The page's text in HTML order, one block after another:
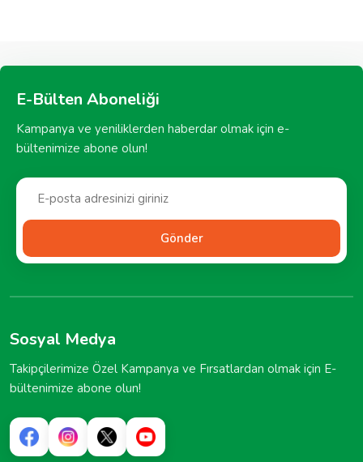
E-Bülten Aboneliği
Kampanya ve yeniliklerden haberdar olmak için e-
bültenimize abone olun!
Gönder
Sosyal Medya
Takipçilerimize Özel Kampanya ve Fırsatlardan olmak için E-
bültenimize abone olun!